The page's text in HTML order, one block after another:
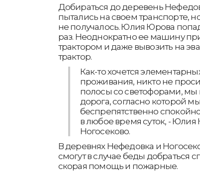
Добираться до деревень
пытались на своем транспорте,
не получалось. Юлия Юрова
раз. Неоднократно ее машину
трактором и даже вывозить на
трактор.
Как-то хочется
проживания, никто не
полосы со светофорами, мы
дорога, согласно которой
беспрепятственно
в любое время суток, -
Ногосеково.
В деревнях Нефедовка и
смогут в случае беды добраться
скорая помощь и пожарные.